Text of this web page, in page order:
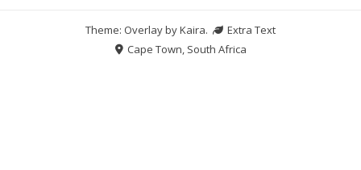
Theme: Overlay byKaira.
Extra Text
Cape Town, South Africa